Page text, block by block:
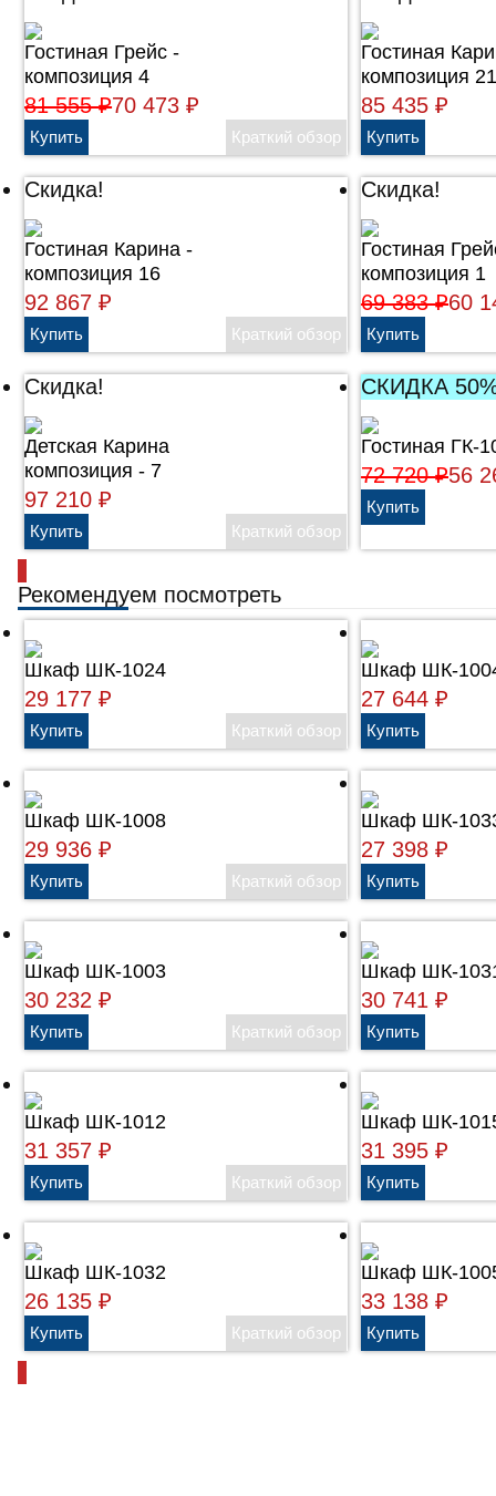
Гостиная Грейс -
композиция 4
81 555₽70 473₽
Гостиная
композиция
85 435₽
Скидка!
Гостиная Карина -
композиция 16
92 867₽
Скидка!
Гостиная
композиция 1
69 383₽60
Скидка!
Детская Карина
композиция - 7
97 210₽
СКИДКА
Гостиная ГК-
72 720₽56
Рекомендуем посмотреть
Шкаф ШК-1024
29 177₽
Шкаф ШК-
27 644₽
Шкаф ШК-1008
29 936₽
Шкаф ШК-
27 398₽
Шкаф ШК-1003
30 232₽
Шкаф ШК-
30 741₽
Шкаф ШК-1012
31 357₽
Шкаф ШК-
31 395₽
Шкаф ШК-1032
26 135₽
Шкаф ШК-
33 138₽